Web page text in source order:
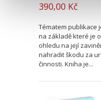
390,00 Kč
Tématem publikace
na základě které je
ohledu na její
nahradit škodu za
činnosti. Kniha je...